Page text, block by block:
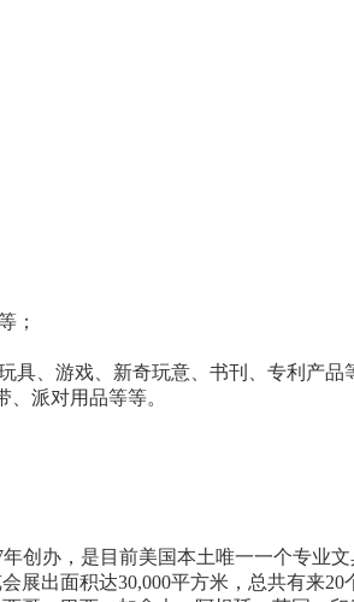
；
、游戏、新奇玩意、书刊、专利产品
派对用品等等。
创办，是目前美国本土唯一一个专业
出面积达30,000平方米，总共有来20